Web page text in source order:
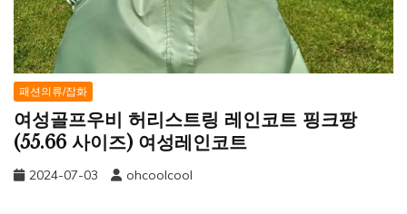
패션의류/잡화
여성골프우비 허리스트링 레인코트 핑크팡
(55.66 사이즈) 여성레인코트
2024-07-03 ohcoolcool